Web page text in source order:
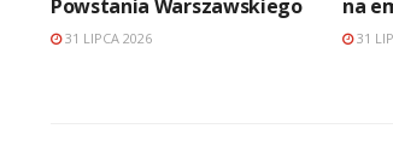
Powstania Warszawskiego
31 LIPCA 2026
na
31